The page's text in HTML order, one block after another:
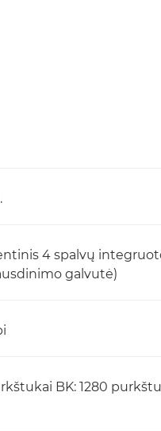
4 spalvų
galvutė)
BK: 1280